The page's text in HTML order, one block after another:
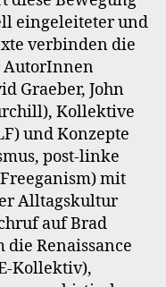
eingeleiteter und
verbinden die
AutorInnen
Graeber, John
Kollektive
und Konzepte
post-linke
mit
Alltagskultur
auf Brad
Renaissance
Kollektiv),